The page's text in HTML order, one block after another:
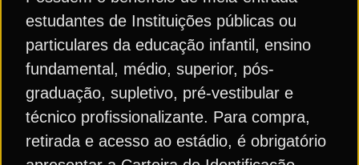
estudantes de Instituições públicas ou
particulares da educação infantil, ensino
fundamental, médio, superior, pós-
graduação, supletivo, pré-vestibular e
técnico profissionalizante. Para compra,
retirada e acesso ao estádio, é obrigatório